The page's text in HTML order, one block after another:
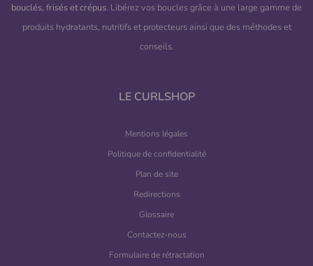
(1 avis)
bouclés, frisés et crépus. Libérez vos boucles grâce à une large gamme de
produits hydratants, nutritifs et protecteurs ainsi que des méthodes et
conseils.
LE CURLSHOP
Mentions légales
Politique de confidentialité
Plan de site
Redirections
Glossaire
Contactez-nous
Formulaire de rétractation